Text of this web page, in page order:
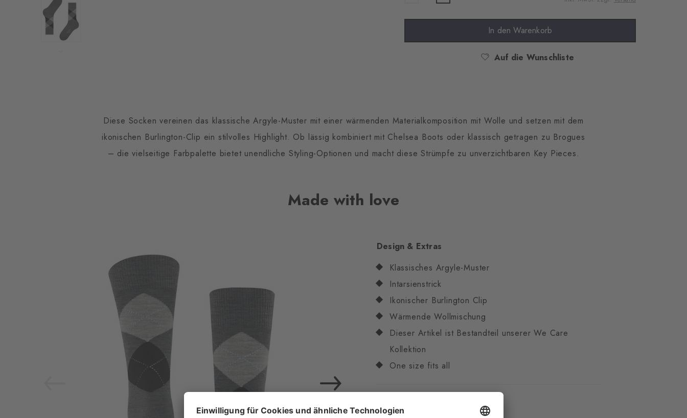
In den Warenkorb
Auf die Wunschliste
Diese Socken vereinen das klassische Argyle-Muster mit einer wärmenden Materialkomposition mit Wolle und setzen mit dem
ikonischen Burlington-Clip ein stilvolles Highlight. Ob lässig kombiniert mit Chelsea Boots oder klassisch getragen zu Brogues
– die vielseitige Farbpalette bietet unendliche Styling-Optionen und macht diese Strümpfe zu unverzichtbaren Key Pieces.
Made with love
Design & Extras
Klassisches Argyle-Muster
Intarsienstrick
Ikonischer Burlington Clip
Wärmende Wollmischung
Dieser Artikel ist Bestandteil unserer We Care
Kollektion
One size fits all